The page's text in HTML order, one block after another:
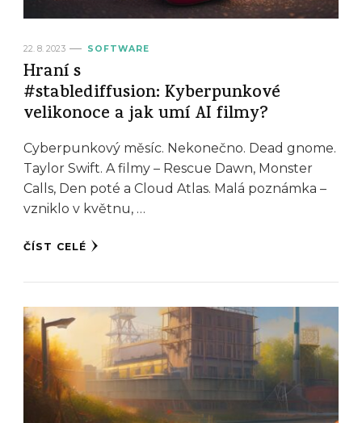
22. 8. 2023 SOFTWARE
Hraní s
#stablediffusion: Kyberpunkové
velikonoce a jak umí AI filmy?
Cyberpunkový měsíc. Nekonečno. Dead gnome.
Taylor Swift. A filmy – Rescue Dawn, Monster
Calls, Den poté a Cloud Atlas. Malá poznámka –
vzniklo v květnu, …
ČÍST CELÉ